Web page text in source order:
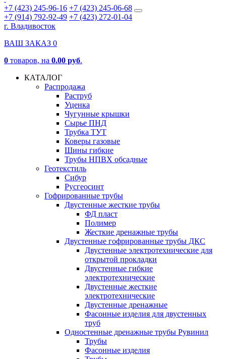
+7 (423) 245-96-16 +7 (423) 245-06-68
+7 (914) 792-92-49 +7 (423) 272-01-04
г. Владивосток
ВАШ ЗАКАЗ 0
0 товаров, на 0.00 руб.
КАТАЛОГ
Распродажа
Раструб
Уценка
Чугунные крышки
Сырье ПНД
Трубка ТУТ
Коверы газовые
Шины гибкие
Трубы НПВХ обсадные
Геотекстиль
Сибур
Русгеосинт
Гофрированные трубы
Двустенные жесткие трубы
ФД пласт
Полимер
Жесткие дренажные трубы
Двустенные гофрированные трубы ДКС
Двустенные электротехнические для
открытой прокладки
Двустенные гибкие
электротехнические
Двустенные жесткие
электротехнические
Двустенные дренажные
Фасонные изделия для двустенных
труб
Одностенные дренажные трубы Рувинил
Трубы
Фасонные изделия